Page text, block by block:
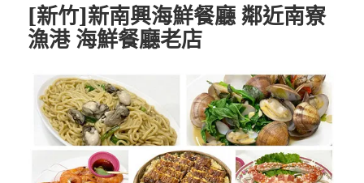
[新竹]新南興海鮮餐廳 鄰近南寮
漁港 海鮮餐廳老店